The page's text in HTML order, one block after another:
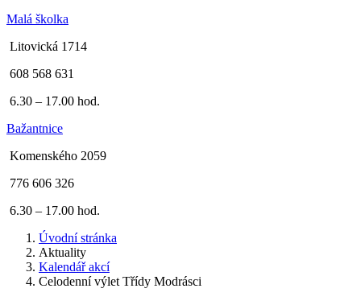
Malá školka
Litovická 1714
608 568 631
6.30 – 17.00 hod.
Bažantnice
Komenského 2059
776 606 326
6.30 – 17.00 hod.
Úvodní stránka
Aktuality
Kalendář akcí
Celodenní výlet Třídy Modrásci